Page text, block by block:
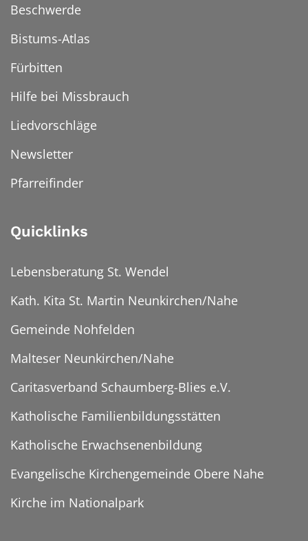
Beschwerde
Bistums-Atlas
Fürbitten
Hilfe bei Missbrauch
Liedvorschläge
Newsletter
Pfarreifinder
Quicklinks
Lebensberatung St. Wendel
Kath. Kita St. Martin Neunkirchen/Nahe
Gemeinde Nohfelden
Malteser Neunkirchen/Nahe
Caritasverband Schaumberg-Blies e.V.
Katholische Familienbildungsstätten
Katholische Erwachsenenbildung
Evangelische Kirchengemeinde Obere Nahe
Kirche im Nationalpark